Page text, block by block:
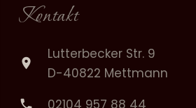
Kontakt
location_on
Lutterbecker Str. 9
D-40822 Mettmann
phone 02104 957 88 44